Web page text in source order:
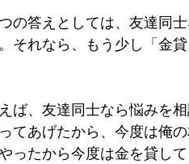
の答えとしては、友達同
それなら、もう少し「金
ば、友達同士なら悩みを
てあげたから、今度は俺
ったから今度は金を貸し